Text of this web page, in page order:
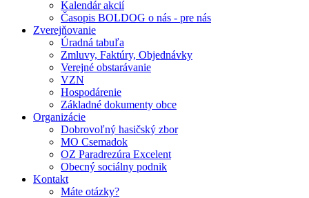
Kalendár akcií
Časopis BOLDOG o nás - pre nás
Zverejňovanie
Úradná tabuľa
Zmluvy, Faktúry, Objednávky
Verejné obstarávanie
VZN
Hospodárenie
Základné dokumenty obce
Organizácie
Dobrovoľný hasičský zbor
MO Csemadok
OZ Paradrezúra Excelent
Obecný sociálny podnik
Kontakt
Máte otázky?